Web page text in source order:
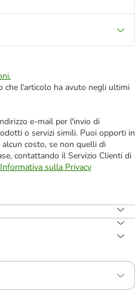
che l'articolo ha avuto negli ultimi
e-mail per l'invio di
o servizi simili. Puoi opporti in
costo, se non quelli di
contattando il Servizio Clienti di
Informativa sulla Privacy